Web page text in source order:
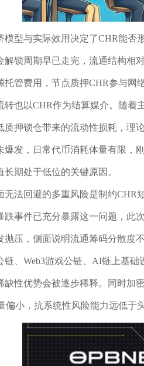
模型与实际效用决定了CHR能否
解锁周期早已走完，流通结构相
托管费用，节点质押CHR参与网
转也以CHR作为结算媒介。随着
质押锁仓带来的流动性损耗，理
爆发，日常代币消耗体量有限，
长期处于低位的关键原因。
无法回避的多重风险是制约CHR
跌事件已充分暴露这一问题，此
抛压，侧面说明流通筹码分散度
链、Web3游戏公链、AI链上基
缺性优势会被逐步稀释。同时加
偏小，抗系统性风险能力远低于